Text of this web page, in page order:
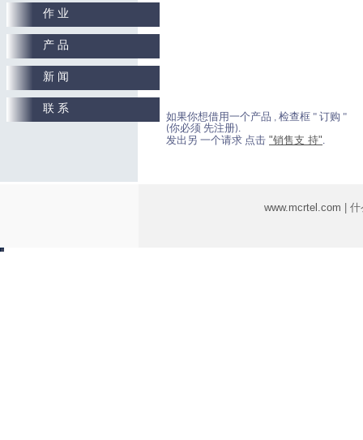
如果你想借用一个产品 , 检查框 " 订购 "
(你必须 先注册).
发出另 一个请求 点击 "销售支 持".
www.mcrtel.com |
作 业
产 品
新 闻
联 系